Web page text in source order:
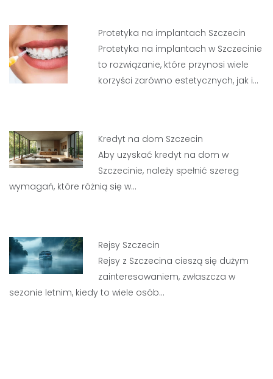
Protetyka na implantach Szczecin
Protetyka na implantach w Szczecinie
to rozwiązanie, które przynosi wiele
korzyści zarówno estetycznych, jak i…
Kredyt na dom Szczecin
Aby uzyskać kredyt na dom w
Szczecinie, należy spełnić szereg
wymagań, które różnią się w…
Rejsy Szczecin
Rejsy z Szczecina cieszą się dużym
zainteresowaniem, zwłaszcza w
sezonie letnim, kiedy to wiele osób…